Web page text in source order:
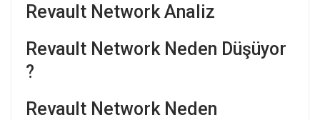
Revault Network Analiz
Revault Network Neden Düşüyor
?
Revault Network Neden